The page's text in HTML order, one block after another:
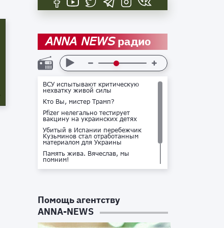
ANNA NEWSрадио
ВСУ испытывают критическую
нехватку живой силы
Кто Вы, мистер Трамп?
Pfizer нелегально тестирует
вакцину на украинских детях
Убитый в Испании перебежчик
Кузьминов стал отработанным
материалом для Украины
Память жива. Вячеслав, мы
помним!
Не доставайся ты никому!
Помощь агентству
ANNA-NEWS